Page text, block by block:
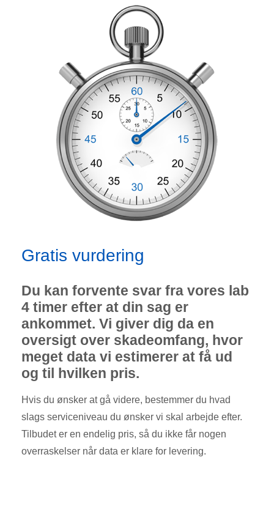
Gratis vurdering
Du kan forvente svar fra vores lab
4 timer efter at din sag er
ankommet. Vi giver dig da en
oversigt over skadeomfang, hvor
meget data vi estimerer at få ud
og til hvilken pris.
Hvis du ønsker at gå videre, bestemmer du hvad
slags serviceniveau du ønsker vi skal arbejde efter.
Tilbudet er en endelig pris, så du ikke får nogen
overraskelser når data er klare for levering.